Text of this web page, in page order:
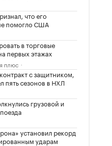
что его
помогло США
в торговые
первых этажах
плюс
с защитником,
пять сезонов в НХЛ
грузовой и
установил рекорд
ударам